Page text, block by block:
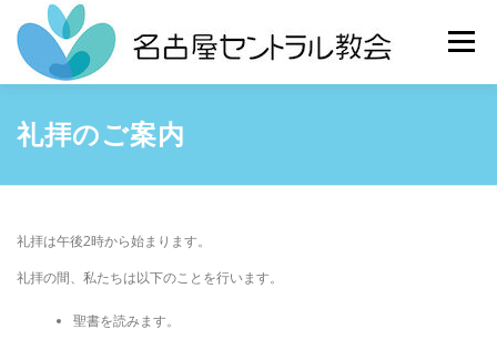
content
Menu
HOME 教会について
礼拝のご案内
礼拝は午後2時から始まります。
礼拝の間、私たちは以下のことを行います。
聖書を読みます。